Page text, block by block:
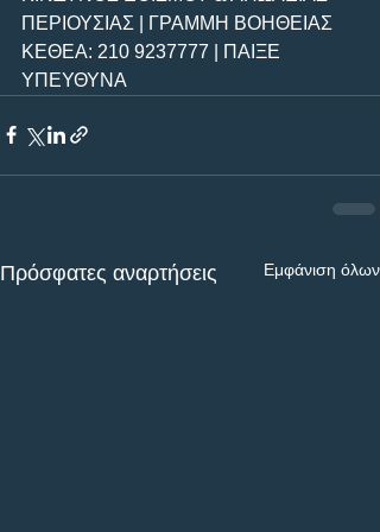
ΠΕΡΙΟΥΣΙΑΣ | ΓΡΑΜΜΗ ΒΟΗΘΕΙΑΣ
ΚΕΘΕΑ: 210 9237777 | ΠΑΙΞΕ
ΥΠΕΥΘΥΝΑ
Πρόσφατες αναρτήσεις Εμφάνιση όλων